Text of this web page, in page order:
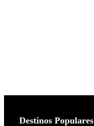
Destinos Populares